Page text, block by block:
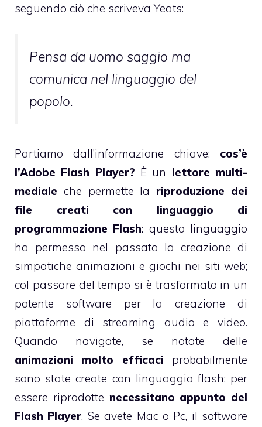
seguendo ciò che scrivevaYeats:
Pensa da uomo saggio ma
comunica nel linguaggio del
popolo.
Partiamo dall’informazione chiave: cos’è
l’Adobe Flash Player? È un lettore multi-
mediale che permette la riproduzione dei
file creati con linguaggio di
programmazione Flash: questo linguaggio
ha permesso nel passato la creazione di
simpatiche animazioni e giochi nei siti web;
col passare del tempo si è trasformato in un
potente software per la creazione di
piattaforme di streaming audio e video.
Quando navigate, se notate delle
animazioni molto efficaci probabilmente
sono state create con linguaggio flash: per
essere riprodotte necessitano appunto del
Flash Player. Se avete Mac o Pc, il software